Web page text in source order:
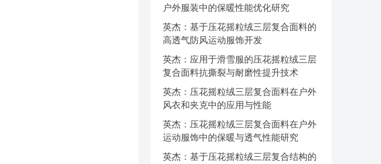
户外服装中的保暖性能优化研究
英杰：基于压花摇粒绒三层复合面料的
高透气防风运动服饰开发
英杰：应用于滑雪服的压花摇粒绒三层
复合面料抗撕裂与耐磨性提升技术
英杰：压花摇粒绒三层复合面料在户外
风衣和夹克中的应用与性能
英杰：压花摇粒绒三层复合面料在户外
运动服饰中的保暖与透气性能研究
英杰：基于压花摇粒绒三层复合结构的